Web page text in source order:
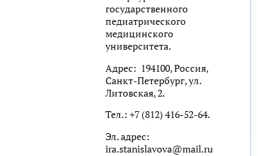
государственного
педиатрического
медицинского
университета.
Адрес: 194100, Россия,
Санкт-Петербург, ул.
Литовская, 2.
Тел.: +7 (812) 416-52-64.
Эл. адрес:
ira.stanislavova@mail.ru